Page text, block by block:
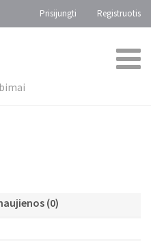
Prisijungti Registruotis
(0)